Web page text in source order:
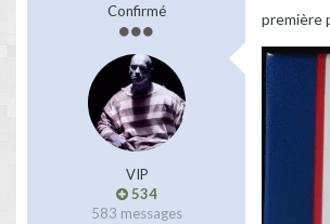
Confirmé
VIP
534
583 messages
première